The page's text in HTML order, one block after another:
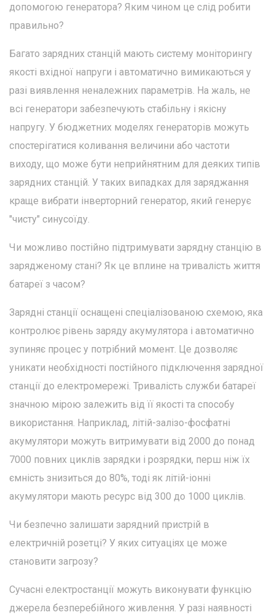
допомогою генератора? Яким чином це слід робити
правильно?
Багато зарядних станцій мають систему моніторингу
якості вхідної напруги і автоматично вимикаються у
разі виявлення неналежних параметрів. На жаль, не
всі генератори забезпечують стабільну і якісну
напругу. У бюджетних моделях генераторів можуть
спостерігатися коливання величини або частоти
виходу, що може бути неприйнятним для деяких типів
зарядних станцій. У таких випадках для заряджання
краще вибрати інверторний генератор, який генерує
"чисту" синусоїду.
Чи можливо постійно підтримувати зарядну станцію в
зарядженому стані? Як це вплине на тривалість життя
батареї з часом?
Зарядні станції оснащені спеціалізованою схемою, яка
контролює рівень заряду акумулятора і автоматично
зупиняє процес у потрібний момент. Це дозволяє
уникати необхідності постійного підключення зарядної
станції до електромережі. Тривалість служби батареї
значною мірою залежить від її якості та способу
використання. Наприклад, літій-залізо-фосфатні
акумулятори можуть витримувати від 2000 до понад
7000 повних циклів зарядки і розрядки, перш ніж їх
ємність знизиться до 80%, тоді як літій-іонні
акумулятори мають ресурс від 300 до 1000 циклів.
Чи безпечно залишати зарядний пристрій в
електричній розетці? У яких ситуаціях це може
становити загрозу?
Сучасні електростанції можуть виконувати функцію
джерела безперебійного живлення. У разі наявності